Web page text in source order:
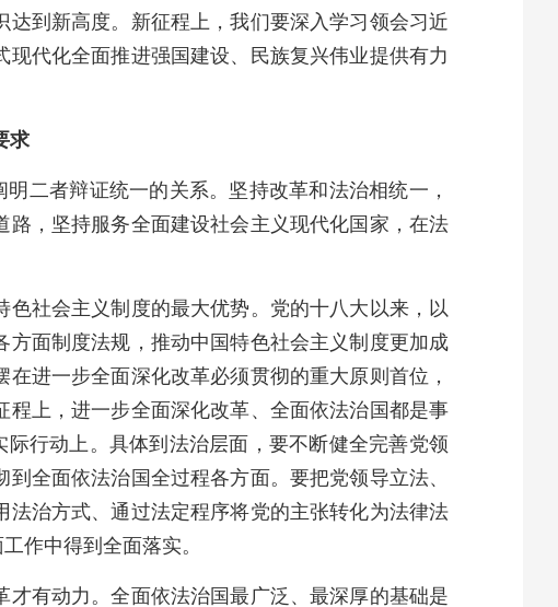
到新高度。新征程上，我们要深入学习领会习近
代化全面推进强国建设、民族复兴伟业提供有力
求
二者辩证统一的关系。坚持改革和法治相统一，
，坚持服务全面建设社会主义现代化国家，在法
社会主义制度的最大优势。党的十八大以来，以
面制度法规，推动中国特色社会主义制度更加成
进一步全面深化改革必须贯彻的重大原则首位，
上，进一步全面深化改革、全面依法治国都是事
行动上。具体到法治层面，要不断健全完善党领
全面依法治国全过程各方面。要把党领导立法、
治方式、通过法定程序将党的主张转化为法律法
作中得到全面落实。
有动力。全面依法治国最广泛、最深厚的基础是